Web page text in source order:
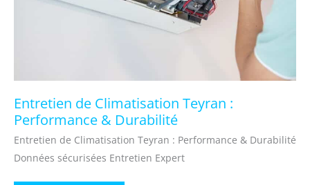
Entretien de Climatisation Teyran :
Performance & Durabilité
Entretien de Climatisation Teyran : Performance & Durabilité
Données sécurisées Entretien Expert